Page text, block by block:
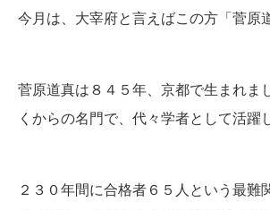
今月は、大宰府と言えばこの方「菅原
菅原道真は８４５年、京都で生まれま
くからの名門で、代々学者として活躍
２３０年間に合格者６５人という最難